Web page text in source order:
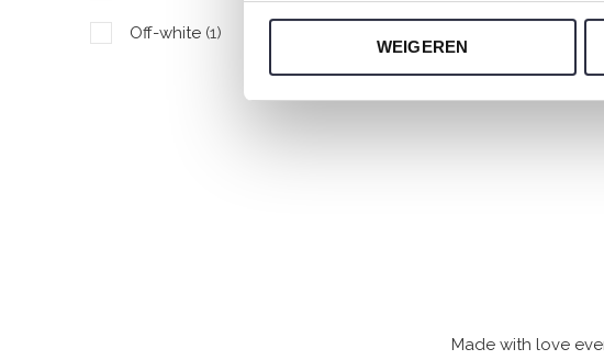
WEIGEREN
Off-white (1)
Made with love